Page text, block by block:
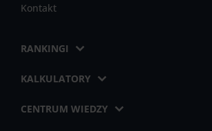
Kontakt
RANKINGI
KALKULATORY
CENTRUM WIEDZY